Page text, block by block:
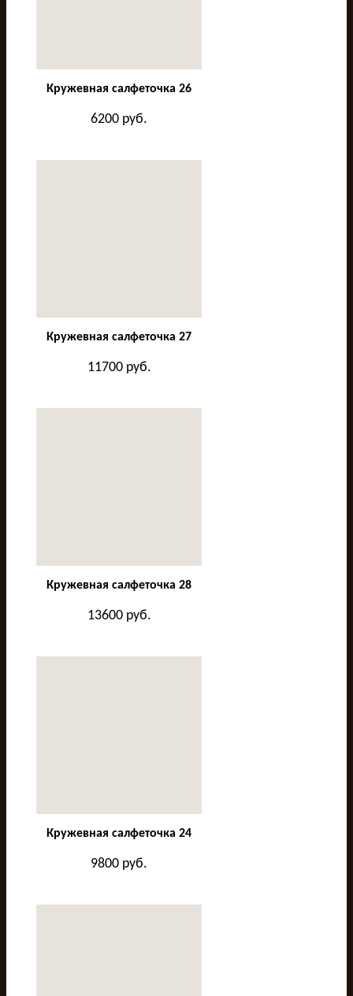
Кружевная салфеточка 26
6200 руб.
Кружевная салфеточка 27
11700руб.
Кружевная салфеточка 28
13600руб.
Кружевная салфеточка 24
9800 руб.